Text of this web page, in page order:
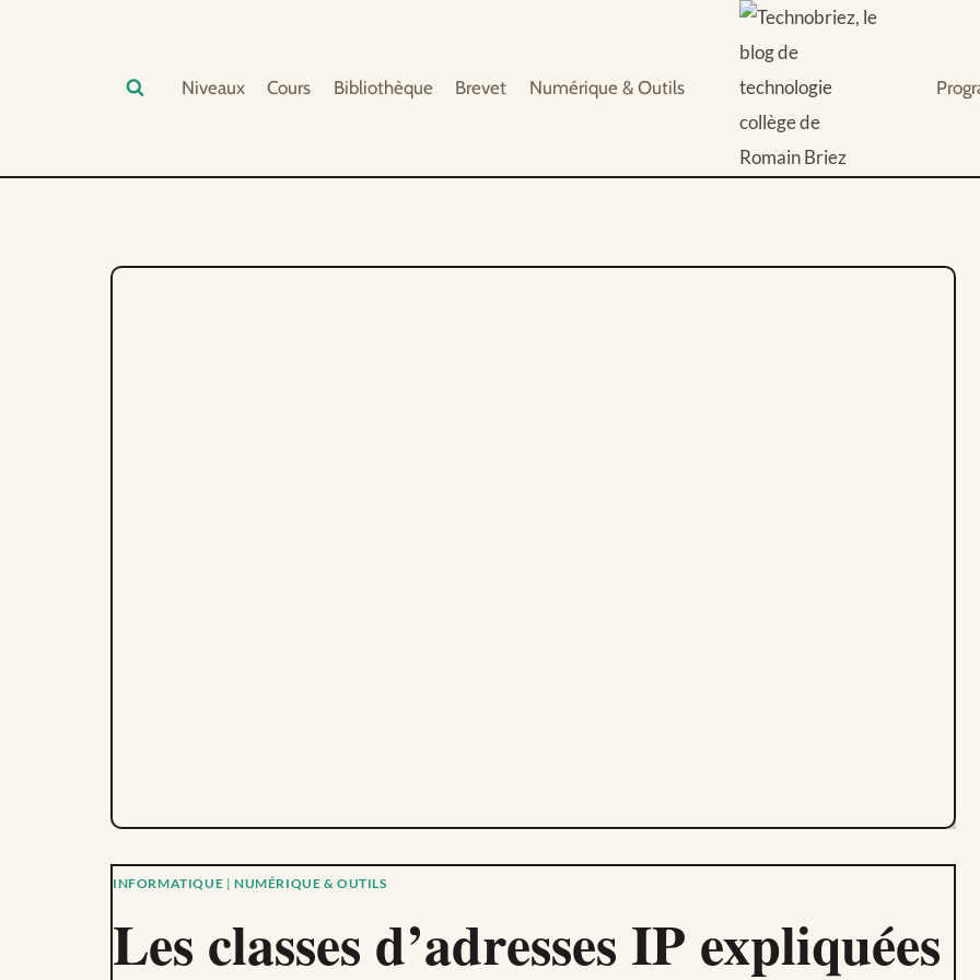
Niveaux Cours Bibliothèque Brevet Numérique & Outils
INFORMATIQUE | NUMÉRIQUE & OUTILS
Les classes d’adresses IP expliquées